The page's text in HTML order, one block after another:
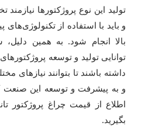
تولید این نوع پروژکتورها
و باید با استفاده از تکنولوژی‌های
بالا انجام شود. به همین
توانایی تولید و توسعه
داشته باشند تا بتوانند نیازهای
و به پیشرفت و توسعه این صنعت
اطلاع از قیمت چراغ پروژکتور
بگیرید.